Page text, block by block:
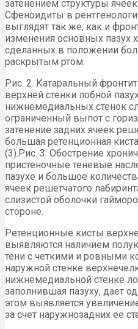
затенением структуры
Сфеноидиты в
выглядят так же, как и
изменения основных пазух
сделанных в положении
раскрытым ртом.
Рис. 2. Катаральный
верхней стенки лобной
нижнемедиальных стенок
ограниченный выпот с
затенение задних ячеек
большая ретенционная
(3).Рис. 3. Обострение
пристеночные теневые
пазухе и большое
ячеек решетчатого
слизистой оболочки
стороне.
Ретенционные кисты
выявляются наличием
тени с четкими и ровными
наружной стенке
нижнемедиальной стенке
заполнившая пазуху, дает
этом выявляется
за счет наружнозадних ее